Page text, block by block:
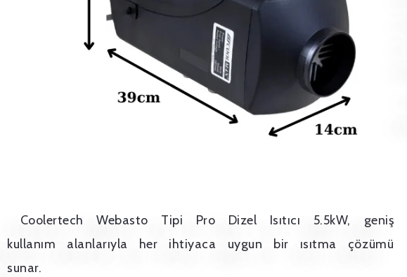
Coolertech Webasto Tipi Pro Dizel Isıtıcı 5.5kW, geniş
kullanım alanlarıyla her ihtiyaca uygun bir ısıtma çözümü
sunar.